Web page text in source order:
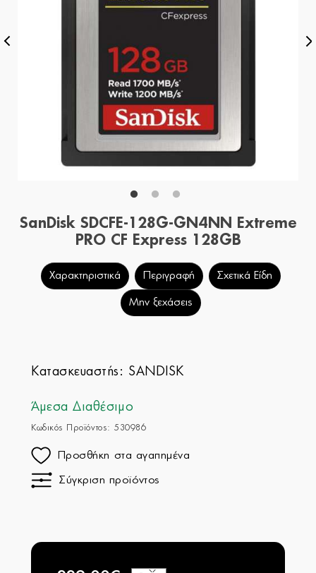
SanDisk SDCFE-128G-GN4NN Extreme
PRO CF Express 128GB
Χαρακτηριστικά Περιγραφή Σχετικά Είδη
Μην ξεχάσεις
Κατασκευαστής: SANDISK
Άμεσα Διαθέσιμο
Κωδικός Προϊόντος: 530986
Προσθήκη στα αγαπημένα
Σύγκριση προϊόντος